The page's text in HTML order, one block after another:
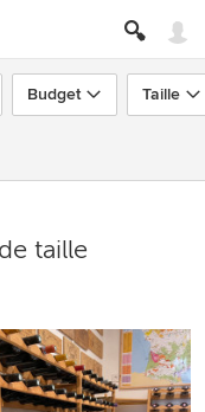
Budget Taille
taille